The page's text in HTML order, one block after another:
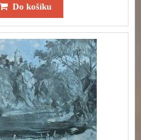
Do košíku